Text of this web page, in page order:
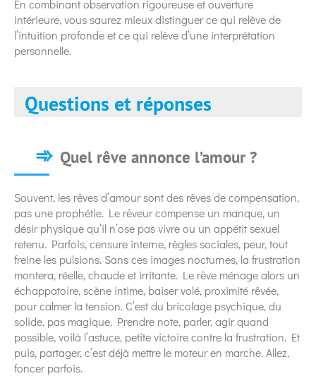
En combinant observation rigoureuse et ouverture
intérieure, vous saurez mieux distinguer ce qui relève de
l’intuition profonde et ce qui relève d’une interprétation
personnelle.
Questions et réponses
Quel rêve annonce l’amour ?
Souvent, les rêves d’amour sont des rêves de compensation,
pas une prophétie. Le rêveur compense un manque, un
désir physique qu’il n’ose pas vivre ou un appétit sexuel
retenu. Parfois, censure interne, règles sociales, peur, tout
freine les pulsions. Sans ces images nocturnes, la frustration
montera, réelle, chaude et irritante. Le rêve ménage alors un
échappatoire, scène intime, baiser volé, proximité rêvée,
pour calmer la tension. C’est du bricolage psychique, du
solide, pas magique. Prendre note, parler, agir quand
possible, voilà l’astuce, petite victoire contre la frustration. Et
puis, partager, c’est déjà mettre le moteur en marche. Allez,
foncer parfois.